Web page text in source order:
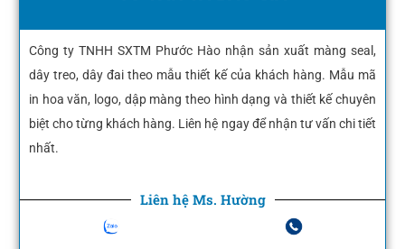
Công ty TNHH SXTM Phước Hào nhận sản xuất màng seal,
dây treo, dây đai theo mẫu thiết kế của khách hàng. Mẫu mã
in hoa văn, logo, dập màng theo hình dạng và thiết kế chuyên
biệt cho từng khách hàng. Liên hệ ngay để nhận tư vấn chi tiết
nhất.
Liên hệ Ms. Hường